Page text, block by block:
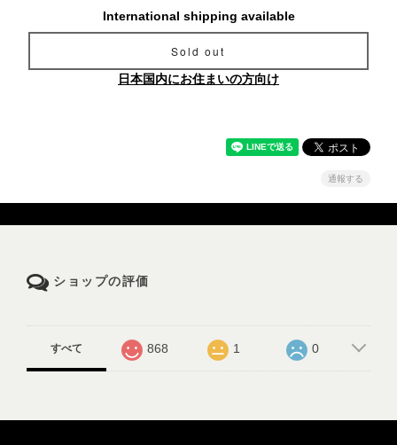
International shipping available
Sold out
日本国内にお住まいの方向け
通報する
ショップの評価
すべて 868 1 0